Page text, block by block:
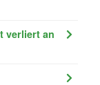
verliert an